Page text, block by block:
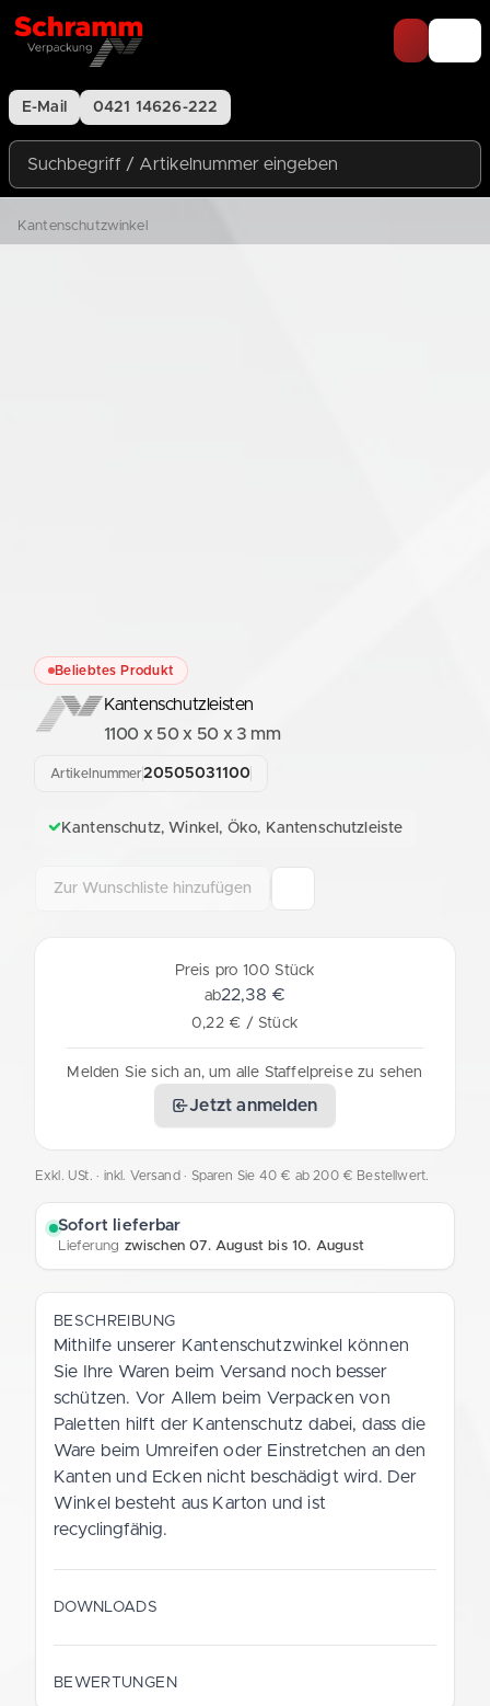
E-Mail 0421 14626-222
Suchbegriff / Artikelnummer eingeben
Kantenschutzwinkel
Beliebtes Produkt
Kantenschutzleisten
1100 x 50 x 50 x 3 mm
Artikelnummer20505031100
Kantenschutz, Winkel, Öko, Kantenschutzleiste
Zur Wunschliste hinzufügen
Preis pro 100 Stück
ab22,38 €
0,22 € / Stück
Melden Sie sich an, um alle Staffelpreise zu sehen
Jetzt anmelden
Exkl. USt. · inkl. Versand · Sparen Sie 40 € ab 200 € Bestellwert.
Sofort lieferbar
Lieferung zwischen 07. August bis 10. August
BESCHREIBUNG
Mithilfe unserer Kantenschutzwinkel können
Sie Ihre Waren beim Versand noch besser
schützen. Vor Allem beim Verpacken von
Paletten hilft der Kantenschutz dabei, dass die
Ware beim Umreifen oder Einstretchen an den
Kanten und Ecken nicht beschädigt wird. Der
Winkel besteht aus Karton und ist
recyclingfähig.
DOWNLOADS
PDF
BEWERTUNGEN